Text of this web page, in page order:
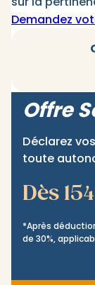
Demandez
Offre
Déclarez
toute
Dès
*Après
de 30%,